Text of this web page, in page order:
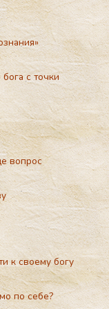
с точки
вопрос
к своему богу
по себе?